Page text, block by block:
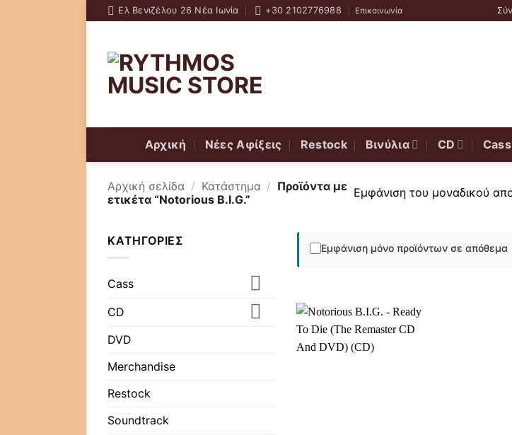
Skip
to
Ελ Βενιζέλου 26 Νέα Ιωνία +30 2102776988 Επικοινωνία
Αρχική Νέες Αφίξεις Restock Βινύλια CD Cass
Αρχική σελίδα / Κατάστημα / Προϊόντα με
ετικέτα “Notorious B.I.G.”
Εμφάνιση του μοναδικού
ΚΑΤΗΓΟΡΊΕΣ
Cass
CD
DVD
Merchandise
Restock
Soundtrack
Εμφάνιση μόνο προϊόντων σε απόθεμα